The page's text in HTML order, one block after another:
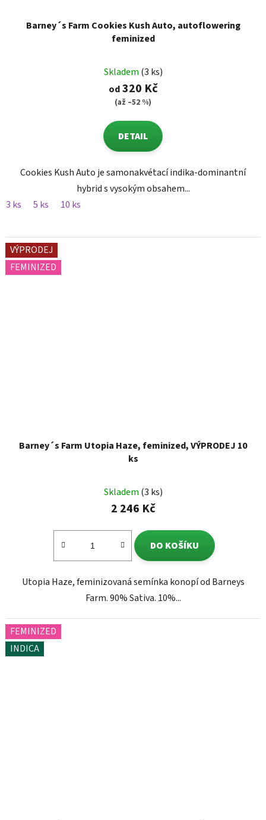
Barney´s Farm Cookies Kush Auto, autoflowering
feminized
Skladem (3 ks)
od320 Kč
(až –52 %)
DETAIL
Cookies Kush Auto je samonakvétací indika-dominantní
hybrid s vysokým obsahem...
3 ks
5 ks 10 ks
VÝPRODEJ
FEMINIZED
Barney´s Farm Utopia Haze, feminized, VÝPRODEJ 10
ks
Skladem (3 ks)
2 246 Kč
DO KOŠÍKU
Utopia Haze, feminizovaná semínka konopí od Barneys
Farm. 90% Sativa. 10%...
FEMINIZED
INDICA